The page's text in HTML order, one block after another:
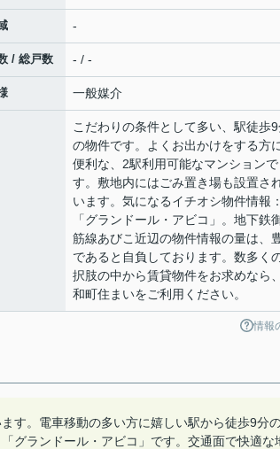
-
/ 総戸数 - / -
一般媒介
こだわりの条件として多い、駅徒歩
の物件です。よくお出かけをする方
便利な、2駅利用可能なマンションで
す。敷地内にはごみ置き場も設置さ
います。気になるイチオシ物件情報
「グランドール・アビコ」。地下鉄
筋線あびこ近辺の物件情報の量は、
であると自負しております。数多く
択肢の中から賃貸物件をお求めなら
和町住まいをご利用ください。
情報
す。電車移動の多い方に嬉しい駅から徒歩9分
グランドール・アビコ」です。交通面で快適な